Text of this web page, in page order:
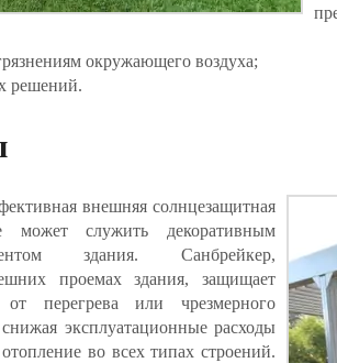
окружающего воздуха;
решений.
внешняя солнцезащитная
может служить декоративным
здания. Санбрейкер,
проемах здания, защищает
перегрева или чрезмерного
эксплуатационные расходы
во всех типах строений.